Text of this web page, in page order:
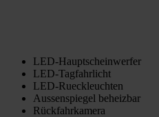
LED-Hauptscheinwerfer
LED-Tagfahrlicht
LED-Rueckleuchten
Aussenspiegel beheizbar
Rückfahrkamera